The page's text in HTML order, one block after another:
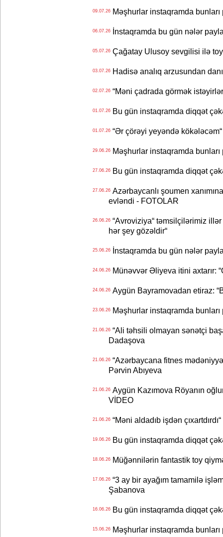
09.07.26Məşhurlar instaqramda bunları
06.07.26İnstaqramda bu gün nələr
05.07.26Çağatay Ulusoy sevgilisi ilə
03.07.26Hadisə analıq arzusundan
02.07.26“Məni çadrada görmək
01.07.26Bu gün instaqramda diqqət
01.07.26“Ər çörəyi yeyəndə kökələcəm“
29.06.26Məşhurlar instaqramda bunları
27.06.26Bu gün instaqramda diqqət
27.06.26Azərbaycanlı şoumen
evləndi - FOTOLAR
26.06.26“Avroviziya“ təmsilçilərimiz illər
hər şey gözəldir“
25.06.26İnstaqramda bu gün nələr
24.06.26Münəvvər Əliyeva itini axtarır:
24.06.26Aygün Bayramovadan etiraz:
23.06.26Məşhurlar instaqramda bunları
21.06.26“Ali təhsili olmayan sənətçi
Dadaşova
21.06.26“Azərbaycana fitnes
Pərvin Abıyeva
21.06.26Aygün Kazımova Röyanın
VİDEO
21.06.26“Məni aldadıb işdən
19.06.26Bu gün instaqramda diqqət
18.06.26Müğənnilərin fantastik toy
17.06.26“3 ay bir ayağım tamamilə
Şabanova
16.06.26Bu gün instaqramda diqqət
15.06.26Məşhurlar instaqramda bunları